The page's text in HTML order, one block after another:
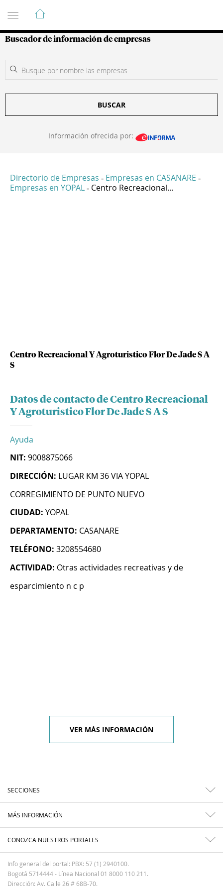
Guía de Empresas Colombianas
Buscador de información de empresas
BUSCAR
Información ofrecida por:
Directorio de Empresas - Empresas en CASANARE -
Empresas en YOPAL - Centro Recreacional...
Centro Recreacional Y Agroturistico Flor De Jade S A
S
Datos de contacto de Centro Recreacional
Y Agroturistico Flor De Jade S A S
Ayuda
NIT: 9008875066
DIRECCIÓN: LUGAR KM 36 VIA YOPAL
CORREGIMIENTO DE PUNTO NUEVO
CIUDAD: YOPAL
DEPARTAMENTO: CASANARE
TELÉFONO: 3208554680
ACTIVIDAD: Otras actividades recreativas y de
esparcimiento n c p
VER MÁS INFORMACIÓN
SECCIONES
MÁS INFORMACIÓN
CONOZCA NUESTROS PORTALES
Info general del portal: PBX: 57 (1) 2940100.
Bogotá 5714444 - Línea Nacional 01 8000 110 211.
Dirección: Av. Calle 26 # 68B-70.